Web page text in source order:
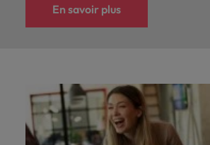
En savoir plus